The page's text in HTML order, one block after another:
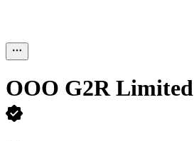
ООО G2R Limited